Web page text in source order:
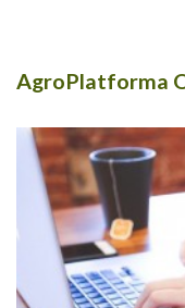
AgroPlatforma